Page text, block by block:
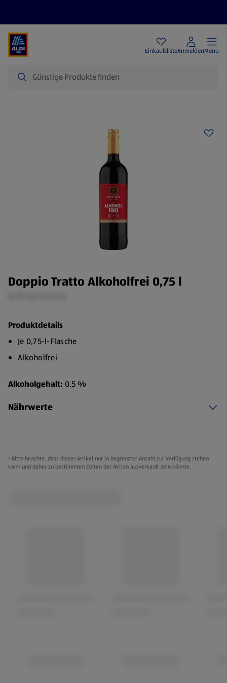
EinkaufslisteAnmeldenMenu
Doppio Tratto Alkoholfrei 0,75 l
Produktdetails
Je 0,75-l-Flasche
Alkoholfrei
Alkoholgehalt: 0.5 %
Nährwerte
² Bitte beachte, dass dieser Artikel nur in begrenzter Anzahl zur Verfügung stehen
kann und daher zu bestimmten Zeiten der Aktion ausverkauft sein könnte.